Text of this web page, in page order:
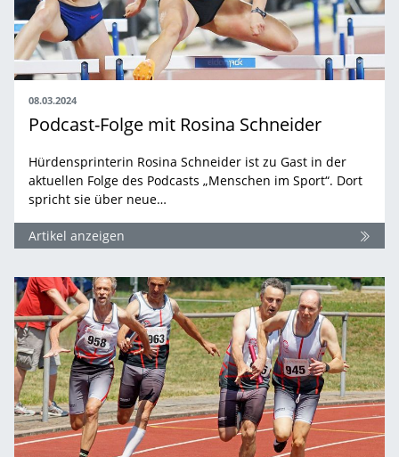
08.03.2024
Podcast-Folge mit Rosina Schneider
Hürdensprinterin Rosina Schneider ist zu Gast in der
aktuellen Folge des Podcasts „Menschen im Sport“. Dort
spricht sie über neue…
Artikel anzeigen